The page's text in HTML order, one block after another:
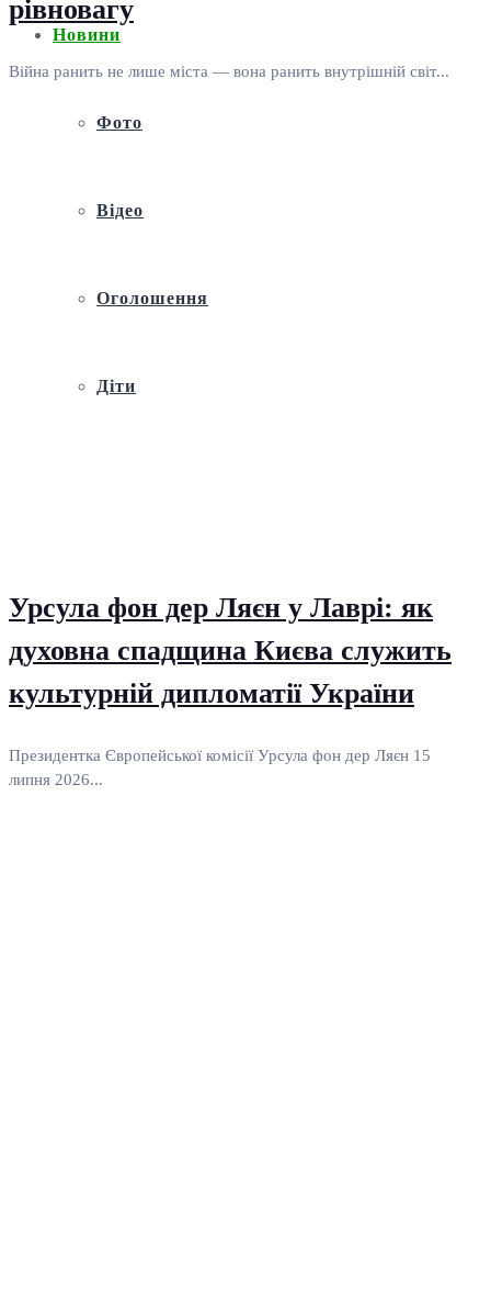
Новини
Фото
Відео
Оголошення
Діти
рівновагу
Війна ранить не лише міста — вона ранить внутрішній світ...
Урсула фон дер Ляєн у Лаврі: як
духовна спадщина Києва служить
культурній дипломатії України
Президентка Європейської комісії Урсула фон дер Ляєн 15
липня 2026...